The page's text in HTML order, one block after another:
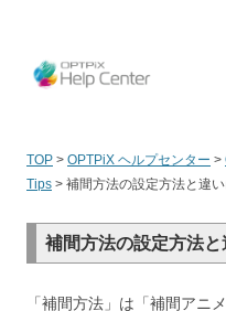
TOP > OPTPiX ヘルプセンター >
Tips > 補間方法の設定方法と違
補間方法の設定方法
「補間方法」は「補間アニ